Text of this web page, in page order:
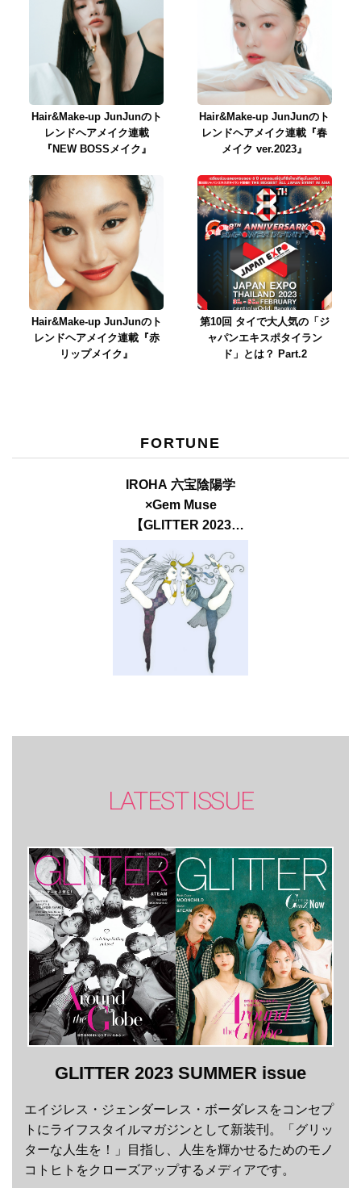
Hair&Make-up JunJunのト
レンドヘアメイク連載
『NEW BOSSメイク』
Hair&Make-up JunJunのト
レンドヘアメイク連載『春
メイク ver.2023』
Hair&Make-up JunJunのト
レンドヘアメイク連載『赤
リップメイク』
第10回 タイで大人気の「ジ
ャパンエキスポタイラン
ド」とは？ Part.2
FORTUNE
IROHA 六宝陰陽学
×Gem Muse
【GLITTER 2023
SUMMER issue】
LATEST ISSUE
GLITTER 2023 SUMMER issue
エイジレス・ジェンダーレス・ボーダレスをコンセプ
トにライフスタイルマガジンとして新装刊。「グリッ
ターな人生を！」目指し、人生を輝かせるためのモノ
コトヒトをクローズアップするメディアです。